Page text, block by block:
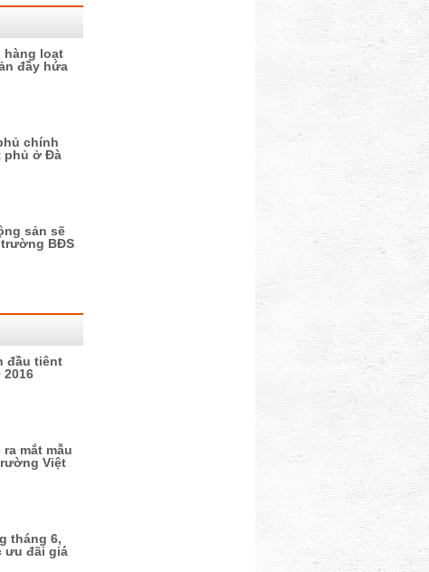
hàng loạt
đầy hứa
chính
phủ ở Đà
sản sẽ
BĐS
đầu tiênt
2016
mắt mẫu
Việt
tháng 6,
ưu đãi giá